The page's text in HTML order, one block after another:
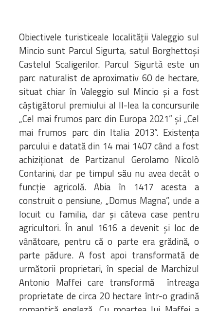
Obiectivele turisticeale localității Valeggio sul
Mincio sunt Parcul Sigurta, satul Borghettoși
Castelul Scaligerilor. Parcul Sigurtà este un
parc naturalist de aproximativ 60 de hectare,
situat chiar în Valeggio sul Mincio și a fost
câștigătorul premiului al II-lea la concursurile
„Cel mai frumos parc din Europa 2021” și „Cel
mai frumos parc din Italia 2013”. Existența
parcului e datată din 14 mai 1407 când a fost
achiziționat de Partizanul Gerolamo Nicolò
Contarini, dar pe timpul său nu avea decât o
funcție agricolă. Abia în 1417 acesta a
construit o pensiune, „Domus Magna”, unde a
locuit cu familia, dar și câteva case pentru
agricultori. În anul 1616 a devenit și loc de
vânătoare, pentru că o parte era grădină, o
parte pădure. A fost apoi transformată de
următorii proprietari, în special de Marchizul
Antonio Maffei care transformă întreaga
proprietate de circa 20 hectare într-o gradină